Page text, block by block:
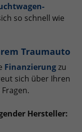
so schnell wie
Traumauto
Finanzierungzu
sich über Ihren
Hersteller: